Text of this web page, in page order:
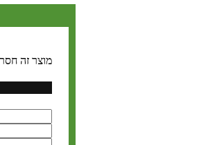
מוצר זה חסר